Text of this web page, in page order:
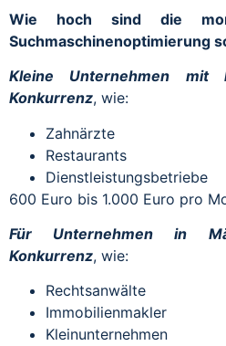
Wie hoch sind die
Suchmaschinenoptimierung
Kleine Unternehmen mit
Konkurrenz, wie:
Zahnärzte
Restaurants
Dienstleistungsbetriebe
600 Euro bis 1.000 Euro pro
Für Unternehmen in
Konkurrenz, wie:
Rechtsanwälte
Immobilienmakler
Kleinunternehmen